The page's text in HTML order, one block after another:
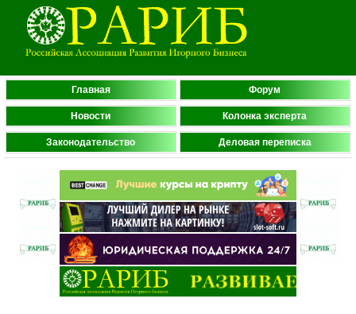
Главная Форум
Новости Колонка эксперта
Законодательство Деловая переписка